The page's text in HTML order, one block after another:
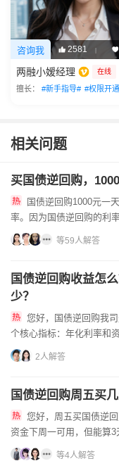
咨询我 2581 |
两融小嫒经理 在线
擅长： #新手指导# #权限开
相关问题
买国债逆回购，
率。因为国债逆回购的利
是有一定的小技巧的。1
等59人解答
国债逆回购收益怎
少？
个核心指标：年化利率和
是：收益=本金×年化利率
2人解答
国债逆回购周五买
资金下周一可用，但能算
户经理能否调佣，如需开
等4人解答